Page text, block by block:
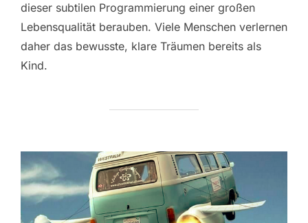
dieser subtilen Programmierung einer großen
Lebensqualität berauben. Viele Menschen verlernen
daher das bewusste, klare Träumen bereits als
Kind.